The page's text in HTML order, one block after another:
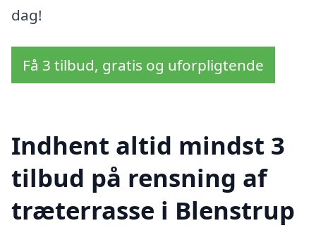
dag!
Få 3 tilbud, gratis og uforpligtende
Indhent altid mindst 3
tilbud på rensning af
træterrasse i Blenstrup